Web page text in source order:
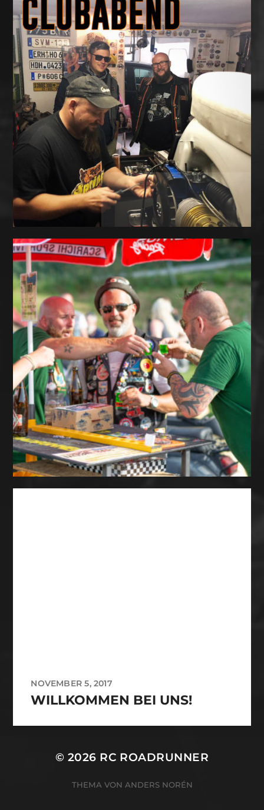
NOVEMBER 5, 2017
WILLKOMMEN BEI UNS!
© 2026 RC ROADRUNNER
THEMA VON ANDERS NORÉN